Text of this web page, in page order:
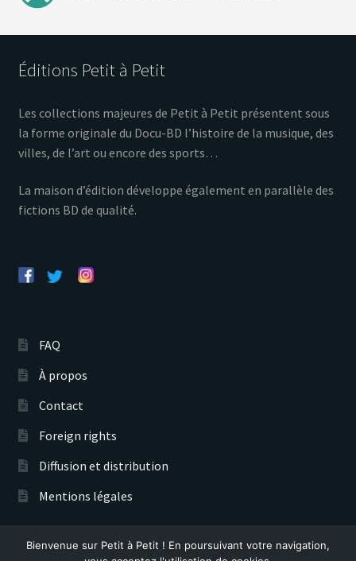
Éditions Petit à Petit
Les collections majeures de Petit à Petit présentent sous
la forme originale du Docu-BD l’histoire de la musique, des
villes, de l’art ou encore des sports…
La maison d’édition développe également en parallèle des
fictions BD de qualité.
FAQ
À propos
Contact
Foreign rights
Diffusion et distribution
Mentions légales
Bienvenue sur Petit à Petit ! En poursuivant votre navigation,